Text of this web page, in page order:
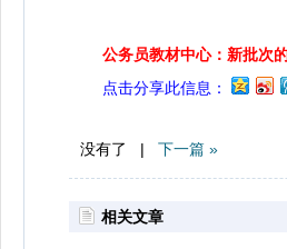
公务员教材中心：新批次
点击分享此信息：
没有了 | 下一篇 »
相关文章